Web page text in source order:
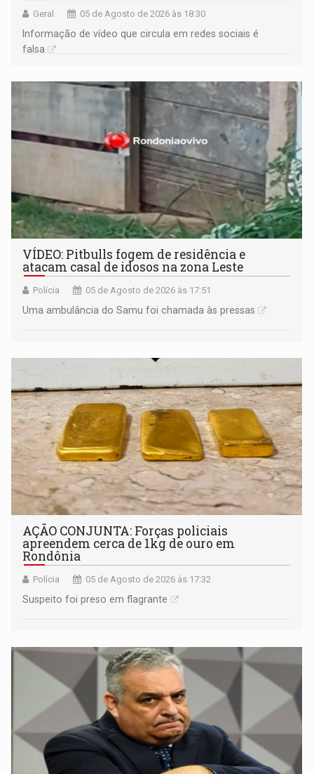
Geral 05 de Agosto de 2026 às 18:30
Informação de vídeo que circula em redes sociais é
falsa
VÍDEO: Pitbulls fogem de residência e
atacam casal de idosos na zona Leste
Polícia 05 de Agosto de 2026 às 17:51
Uma ambulância do Samu foi chamada às pressas
AÇÃO CONJUNTA: Forças policiais
apreendem cerca de 1kg de ouro em
Rondônia
Polícia 05 de Agosto de 2026 às 17:32
Suspeito foi preso em flagrante